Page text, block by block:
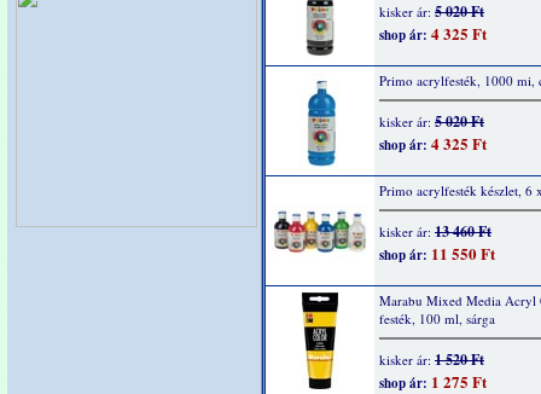
kisker ár: 5 020 Ft
shop ár: 4 325 Ft
Primo acrylfesték, 1000 mi,
kisker ár: 5 020 Ft
shop ár: 4 325 Ft
Primo acrylfesték készlet, 6
kisker ár: 13 460 Ft
shop ár: 11 550 Ft
Marabu Mixed Media Acryl
festék, 100 ml, sárga
kisker ár: 1 520 Ft
shop ár: 1 275 Ft